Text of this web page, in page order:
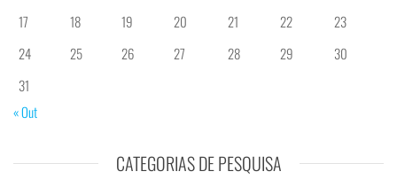
17
18 19 20 21 22
23
24
25 26 27 28 29
30
31
« Out
CATEGORIAS DE PESQUISA